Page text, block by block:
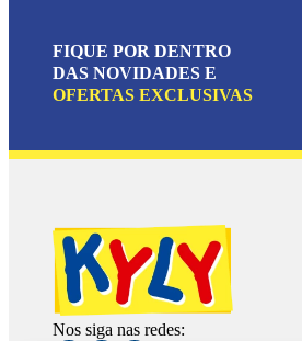
FIQUE POR DENTRO
DAS NOVIDADES E
OFERTAS EXCLUSIVAS
Nos siga nas redes: